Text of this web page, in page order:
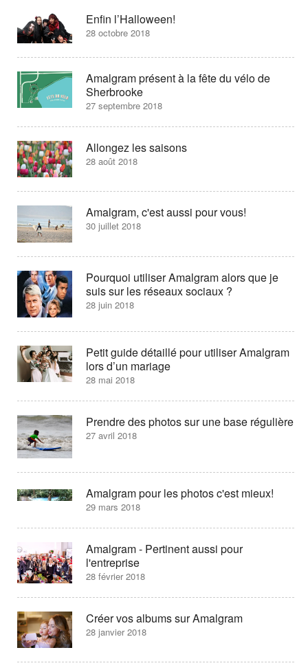
Enfin l’Halloween!
28 octobre 2018
Amalgram présent à la fête du vélo de
Sherbrooke
27 septembre 2018
Allongez les saisons
28 août 2018
Amalgram, c'est aussi pour vous!
30 juillet 2018
Pourquoi utiliser Amalgram alors que je
suis sur les réseaux sociaux ?
28 juin 2018
Petit guide détaillé pour utiliser Amalgram
lors d’un mariage
28 mai 2018
Prendre des photos sur une base régulière
27 avril 2018
Amalgram pour les photos c'est mieux!
29 mars 2018
Amalgram - Pertinent aussi pour
l'entreprise
28 février 2018
Créer vos albums sur Amalgram
28 janvier 2018